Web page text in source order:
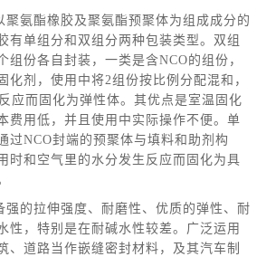
聚氨酯橡胶及聚氨酯预聚体为组成成分的
有单组分和双组分两种包装类型。双组
组份各自封装，一类是含NCO的组份，
化剂，使用中将2组份按比例分配混和，
应而固化为弹性体。其优点是室温固化
费用低，并且使用中实际操作不便。单
过NCO封端的预聚体与填料和助剂构
时和空气里的水分发生反应而固化为具
强的拉伸强度、耐磨性、优质的弹性、耐
性，特别是在耐碱水性较差。广泛运用
、道路当作嵌缝密封材料，及其汽车制